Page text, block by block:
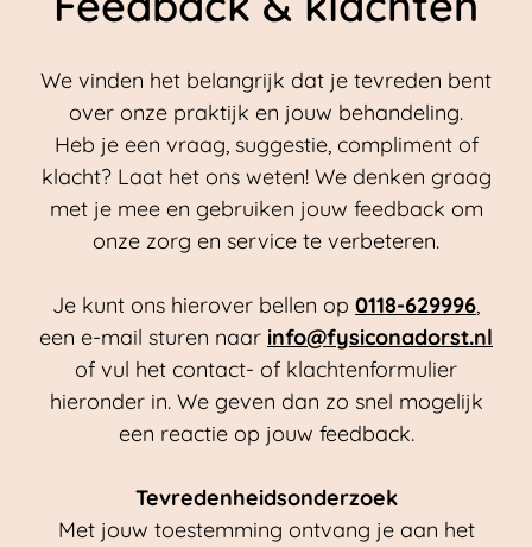
We vinden het belangrijk dat je tevreden bent
over onze praktijk en jouw behandeling.
Heb je een vraag, suggestie, compliment of
klacht? Laat het ons weten! We denken graag
met je mee en gebruiken jouw feedback om
onze zorg en service te verbeteren.
Je kunt ons hierover bellen op 0118-629996,
een e-mail sturen naar info@fysiconadorst.nl
of vul het contact- of klachtenformulier
hieronder in. We geven dan zo snel mogelijk
een reactie op jouw feedback.
Tevredenheidsonderzoek
Met jouw toestemming ontvang je aan het